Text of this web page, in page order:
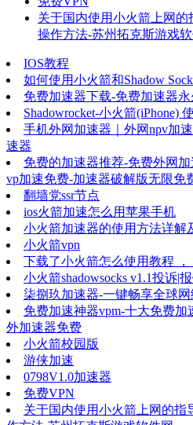
关于国内使用小火箭上网
操作方法-苏州拓克斯游戏软
IOS教程
如何使用小火箭和Shadow
免费加速器下载-免费加速器
Shadowrocket-小火箭(iPhone)
手机外网加速器｜外网npv加
速器
免费的加速器推荐-免费外网
vp加速免费-加速器破解版无限免
翻墙党ssr节点
ios火箭加速怎么用苹果手机
小火箭加速器的使用方法详解
小火箭vpn
下载了小火箭怎么使用教程
小火箭shadowsocks v1.1投诉|
柒捌玖加速器-一键畅享全球网
免费加速神器vpm-十大免费
外加速器免费
小火箭校园版
游侠加速
0798V1.0加速器
免费VPN
关于国内使用小火箭上网的指